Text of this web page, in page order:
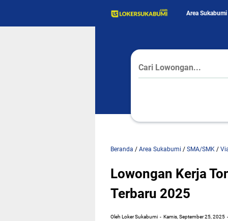
Area Sukabumi
Beranda / Area Sukabumi / SMA/SMK /
Lowongan Kerja
Terbaru 2025
Oleh Loker Sukabumi Kamis, September 25, 2025